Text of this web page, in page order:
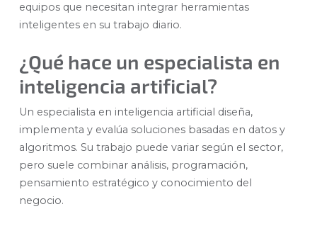
equipos que necesitan integrar herramientas
inteligentes en su trabajo diario.
¿Qué hace un especialista en
inteligencia artificial?
Un especialista en inteligencia artificial diseña,
implementa y evalúa soluciones basadas en datos y
algoritmos. Su trabajo puede variar según el sector,
pero suele combinar análisis, programación,
pensamiento estratégico y conocimiento del
negocio.